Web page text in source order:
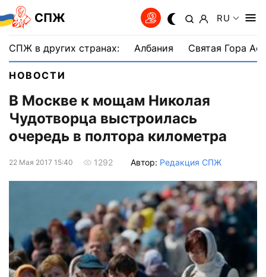
СПЖ RU
СПЖ в других странах: Албания Святая Гора
НОВОСТИ
В Москве к мощам Николая
Чудотворца выстроилась
очередь в полтора километра
22 Мая 2017 15:40 1292 Автор: Редакция СПЖ